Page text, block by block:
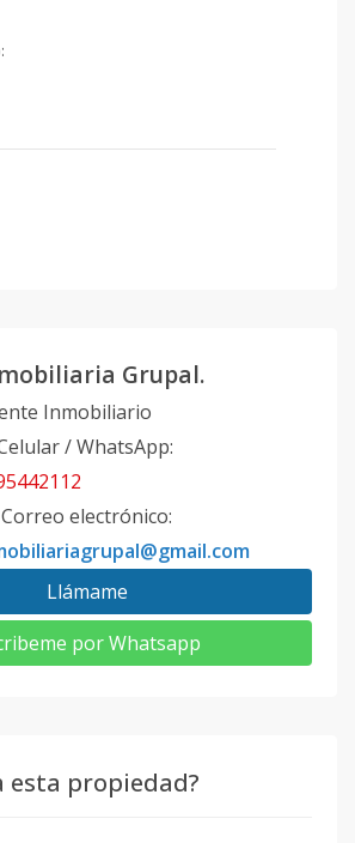
Grupal.
Inmobiliario
/ WhatsApp:
Correo electrónico:
Llámame
por Whatsapp
esta propiedad?